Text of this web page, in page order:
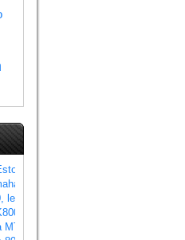
: Manzi se rapproche du titre au
Ténéré 700 World Raid, les points
les points à retenir
les points à retenir
07 2025 standard et Y AMT